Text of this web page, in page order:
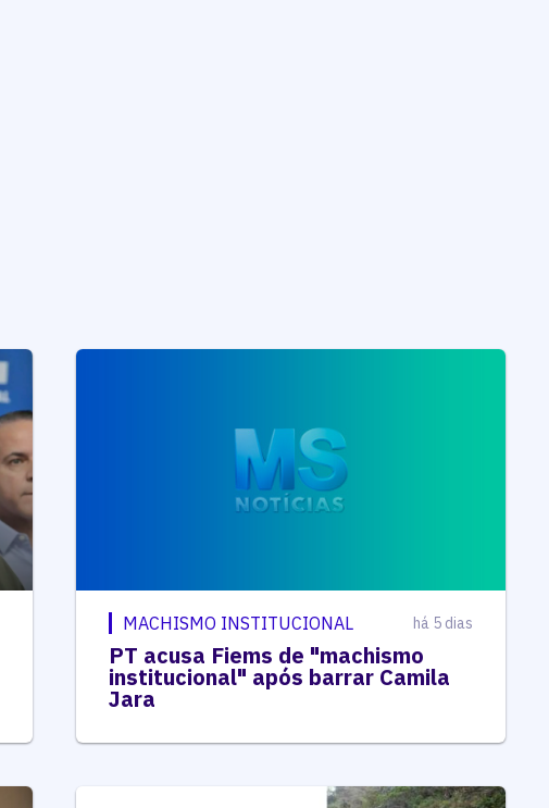
MACHISMO INSTITUCIONAL há 5 dias
PT acusa Fiems de "machismo
institucional" após barrar Camila
Jara